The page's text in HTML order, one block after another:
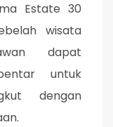
Estate 30
wisata
dapat
untuk
dengan